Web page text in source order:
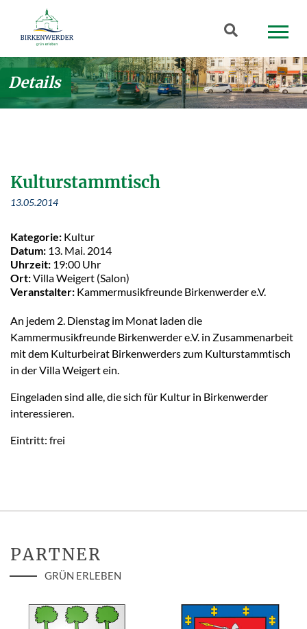
Zum Hauptinhalt springen
Suchbegriff
Details
Kulturstammtisch
13.05.2014
Kategorie: Kultur
Datum: 13. Mai. 2014
Uhrzeit: 19:00 Uhr
Ort:Villa Weigert (Salon)
Veranstalter: Kammermusikfreunde Birkenwerder e.V.
An jedem 2. Dienstag im Monat laden die
Kammermusikfreunde Birkenwerder e.V. in Zusammenarbeit
mit dem Kulturbeirat Birkenwerders zum Kulturstammtisch
in der Villa Weigert ein.
Eingeladen sind alle, die sich für Kultur in Birkenwerder
interessieren.
Eintritt: frei
PARTNER
GRÜN ERLEBEN